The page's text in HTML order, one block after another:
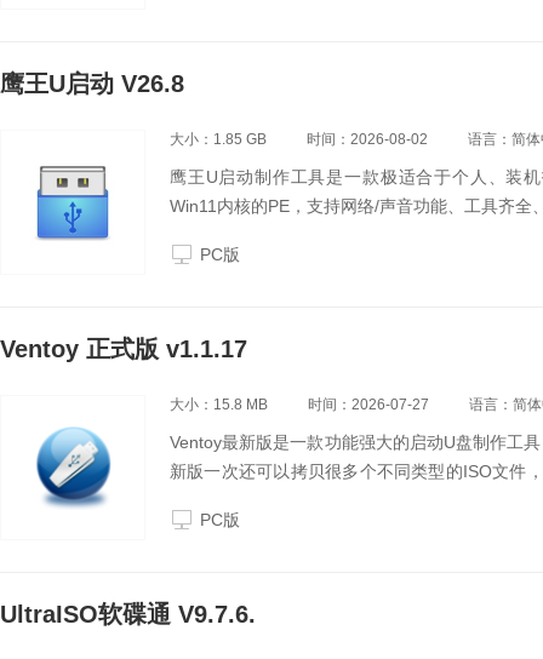
鹰王U启动 V26.8
大小：1.85 GB 时间：2026-08-02 语言：简
鹰王U启动制作工具是一款极适合于个人、装
Win11内核的PE，支持网络/声音功能、工具齐全
PC版
Ventoy 正式版 v1.1.17
大小：15.8 MB 时间：2026-07-27 语言：简
Ventoy最新版是一款功能强大的启动U盘制作工
新版一次还可以拷贝很多个不同类型的ISO文件
PC版
UltraISO软碟通 V9.7.6.